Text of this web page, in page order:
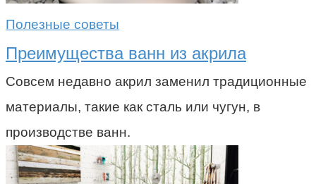
Полезные советы
Преимущества ванн из акрила
Совсем недавно акрил заменил традиционные
материалы, такие как сталь или чугун, в
производстве ванн.